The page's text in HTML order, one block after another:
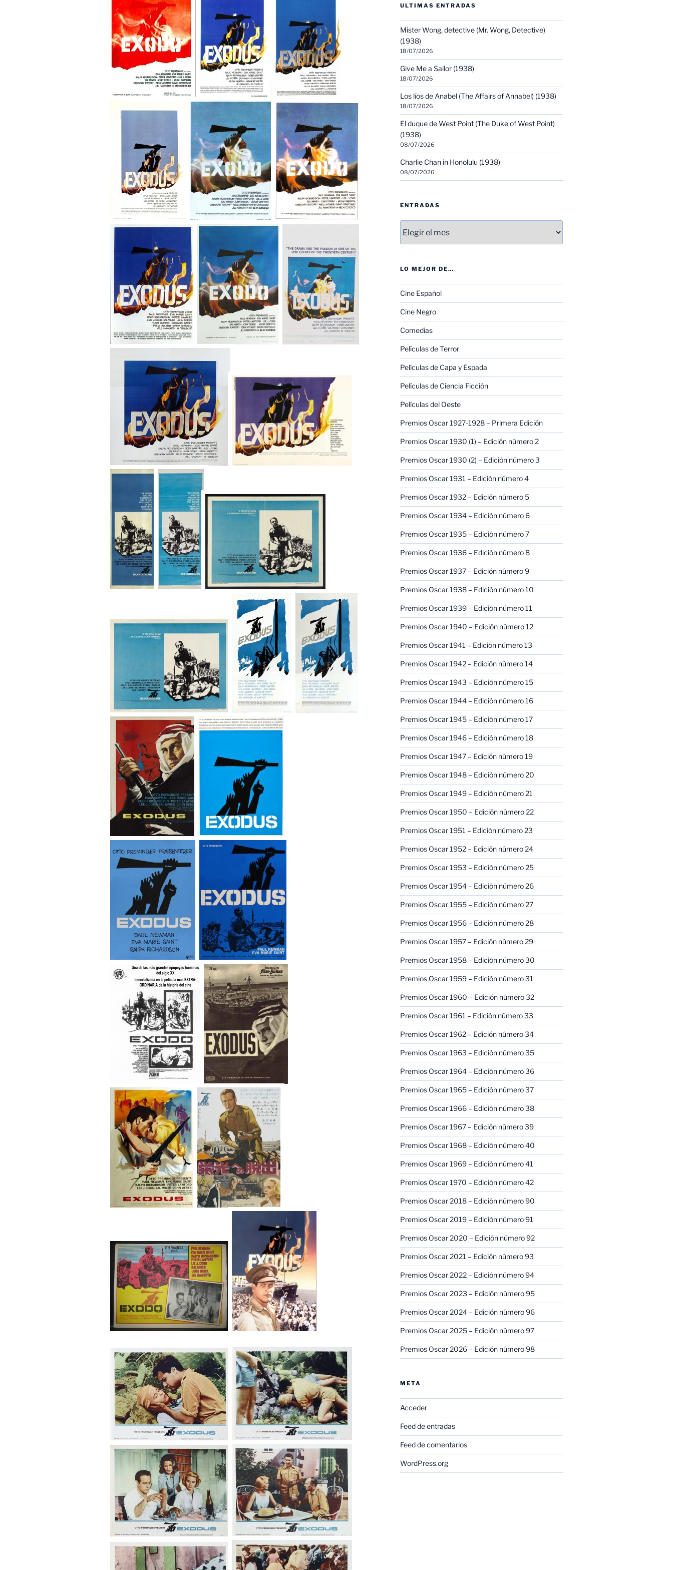
ULTIMAS ENTRADAS
Mister Wong, detective (Mr. Wong, Detective)
(1938)
18/07/2026
Give Me a Sailor (1938)
18/07/2026
Los líos de Anabel (The Affairs of Annabel) (1938)
18/07/2026
El duque de West Point (The Duke of West Point)
(1938)
08/07/2026
Charlie Chan in Honolulu (1938)
08/07/2026
ENTRADAS
LO MEJOR DE…
Cine Español
Cine Negro
Comedias
Películas de Terror
Películas de Capa y Espada
Películas de Ciencia Ficción
Películas del Oeste
Premios Oscar 1927-1928 – Primera Edición
Premios Oscar 1930 (1) – Edición número 2
Premios Oscar 1930 (2) – Edición número 3
Premios Oscar 1931 – Edición número 4
Premios Oscar 1932 – Edición número 5
Premios Oscar 1934 – Edición número 6
Premios Oscar 1935 – Edición número 7
Premios Oscar 1936 – Edición número 8
Premios Oscar 1937 – Edición número 9
Premios Oscar 1938 – Edición número 10
Premios Oscar 1939 – Edición número 11
Premios Oscar 1940 – Edición número 12
Premios Oscar 1941 – Edición número 13
Premios Oscar 1942 – Edición número 14
Premios Oscar 1943 – Edición número 15
Premios Oscar 1944 – Edición número 16
Premios Oscar 1945 – Edición número 17
Premios Oscar 1946 – Edición número 18
Premios Oscar 1947 – Edición número 19
Premios Oscar 1948 – Edición número 20
Premios Oscar 1949 – Edición número 21
Premios Oscar 1950 – Edición número 22
Premios Oscar 1951 – Edición número 23
Premios Oscar 1952 – Edición número 24
Premios Oscar 1953 – Edición número 25
Premios Oscar 1954 – Edición número 26
Premios Oscar 1955 – Edición número 27
Premios Oscar 1956 – Edición número 28
Premios Oscar 1957 – Edición número 29
Premios Oscar 1958 – Edición número 30
Premios Oscar 1959 – Edición número 31
Premios Oscar 1960 – Edición número 32
Premios Oscar 1961 – Edición número 33
Premios Oscar 1962 – Edición número 34
Premios Oscar 1963 – Edición número 35
Premios Oscar 1964 – Edición número 36
Premios Oscar 1965 – Edición número 37
Premios Oscar 1966 – Edición número 38
Premios Oscar 1967 – Edición número 39
Premios Oscar 1968 – Edición número 40
Premios Oscar 1969 – Edición número 41
Premios Oscar 1970 – Edición número 42
Premios Oscar 2018 – Edición número 90
Premios Oscar 2019 – Edición número 91
Premios Oscar 2020 – Edición número 92
Premios Oscar 2021 – Edición número 93
Premios Oscar 2022 – Edición número 94
Premios Oscar 2023 – Edición número 95
Premios Oscar 2024 – Edición número 96
Premios Oscar 2025 – Edición número 97
Premios Oscar 2026 – Edición número 98
META
Acceder
Feed de entradas
Feed de comentarios
WordPress.org